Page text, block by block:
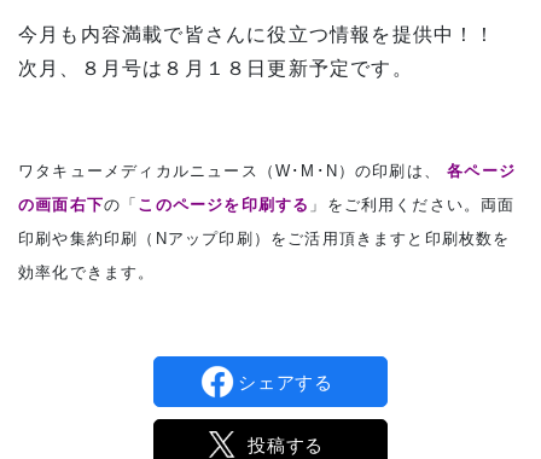
今月も内容満載で皆さんに役立つ情報を提供中！！
次月、８月号は８月１８日更新予定です。
ワタキューメディカルニュース（W･M･N）の印刷は、各ページ
の画面右下の「 このページを印刷する 」をご利用ください。両面
印刷や集約印刷（Nアップ印刷）をご活用頂きますと印刷枚数を
効率化できます。
シェアする
投稿する